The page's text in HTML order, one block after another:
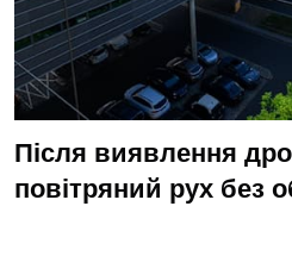
Після виявлення
повітряний рух без